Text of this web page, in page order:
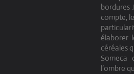
bordures
compte,
élaborer
céréales
Someca
l’ombre